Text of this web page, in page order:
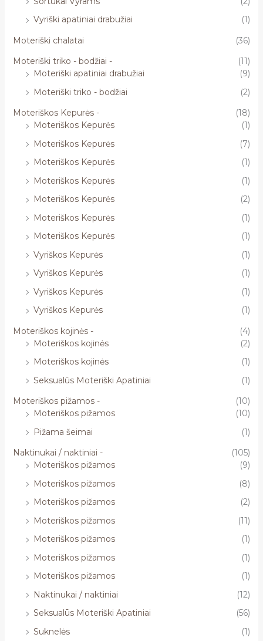
Vyriški apatiniai drabužiai
(1)
Moteriški chalatai
(36)
Moteriški triko - bodžiai -
(11)
Moteriški apatiniai drabužiai
(9)
Moteriški triko - bodžiai
(2)
Moteriškos Kepurės -
(18)
Moteriškos Kepurės
(1)
Moteriškos Kepurės
(7)
Moteriškos Kepurės
(1)
Moteriškos Kepurės
(1)
Moteriškos Kepurės
(2)
Moteriškos Kepurės
(1)
Moteriškos Kepurės
(1)
Vyriškos Kepurės
(1)
Vyriškos Kepurės
(1)
Vyriškos Kepurės
(1)
Vyriškos Kepurės
(1)
Moteriškos kojinės -
(4)
Moteriškos kojinės
(2)
Moteriškos kojinės
(1)
Seksualūs Moteriški Apatiniai
(1)
Moteriškos pižamos -
(10)
Moteriškos pižamos
(10)
Pižama šeimai
(1)
Naktinukai / naktiniai -
(105)
Moteriškos pižamos
(9)
Moteriškos pižamos
(8)
Moteriškos pižamos
(2)
Moteriškos pižamos
(11)
Moteriškos pižamos
(1)
Moteriškos pižamos
(1)
Moteriškos pižamos
(1)
Naktinukai / naktiniai
(12)
Seksualūs Moteriški Apatiniai
(56)
Suknelės
(1)